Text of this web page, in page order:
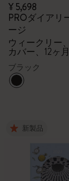
¥ 5,698
PROダイアリ
ージ
ウィークリー
カバー、12ヶ月
ブラック
新製品